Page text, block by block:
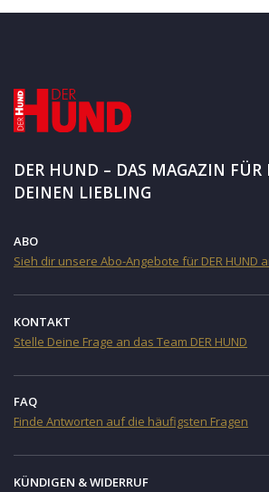
DER HUND – DAS MAGAZIN
DEINEN LIEBLING
ABO
Sieh dir unsere Abo-Angebote für DER HUND
KONTAKT
Stelle Deine Frage an das Team DER HUND
FAQ
Finde Antworten auf die häufigsten Fragen
KÜNDIGEN & WIDERRUF